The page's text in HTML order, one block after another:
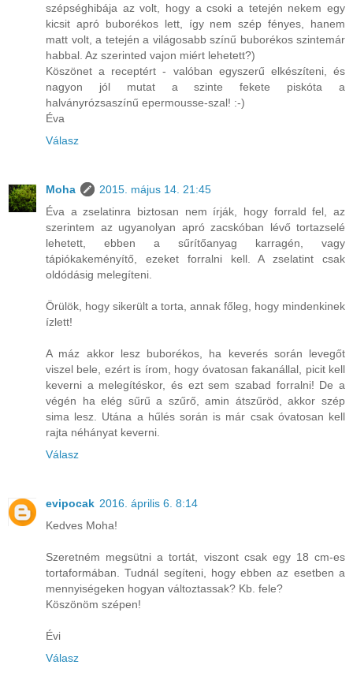
szépséghibája az volt, hogy a csoki a tetején nekem egy
kicsit apró buborékos lett, így nem szép fényes, hanem
matt volt, a tetején a világosabb színű buborékos szintemár
habbal. Az szerinted vajon miért lehetett?)
Köszönet a receptért - valóban egyszerű elkészíteni, és
nagyon jól mutat a szinte fekete piskóta a
halványrózsaszínű epermousse-szal! :-)
Éva
Válasz
Moha
2015. május 14. 21:45
Éva a zselatinra biztosan nem írják, hogy forrald fel, az
szerintem az ugyanolyan apró zacskóban lévő tortazselé
lehetett, ebben a sűrítőanyag karragén, vagy
tápiókakeményítő, ezeket forralni kell. A zselatint csak
oldódásig melegíteni.
Örülök, hogy sikerült a torta, annak főleg, hogy mindenkinek
ízlett!
A máz akkor lesz buborékos, ha keverés során levegőt
viszel bele, ezért is írom, hogy óvatosan fakanállal, picit kell
keverni a melegítéskor, és ezt sem szabad forralni! De a
végén ha elég sűrű a szűrő, amin átszűröd, akkor szép
sima lesz. Utána a hűlés során is már csak óvatosan kell
rajta néhányat keverni.
Válasz
evipocak 2016. április 6. 8:14
Kedves Moha!
Szeretném megsütni a tortát, viszont csak egy 18 cm-es
tortaformában. Tudnál segíteni, hogy ebben az esetben a
mennyiségeken hogyan változtassak? Kb. fele?
Köszönöm szépen!
Évi
Válasz